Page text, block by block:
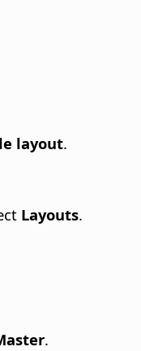
layout.
Layouts.
.